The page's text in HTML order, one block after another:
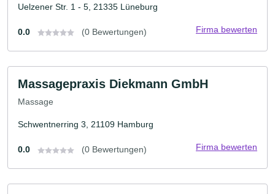
Uelzener Str. 1 - 5, 21335 Lüneburg
0.0 (0 Bewertungen) Firma bewerten
Massagepraxis Diekmann GmbH
Massage
Schwentnerring 3, 21109 Hamburg
0.0 (0 Bewertungen) Firma bewerten